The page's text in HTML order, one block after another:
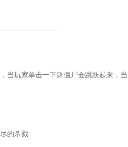
玩家单击一下则僵尸会跳跃起来，
的杀戮